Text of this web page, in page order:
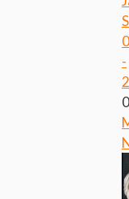
-